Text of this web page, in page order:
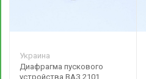
Украина
Диафрагма пускового
устройства ВАЗ 2101